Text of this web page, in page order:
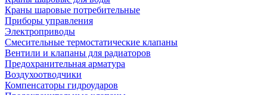
Краны шаровые потребительные
Приборы управления
Электроприводы
Смесительные термостатические клапаны
Вентили и клапаны для радиаторов
Предохранительная арматура
Воздухоотводчики
Компенсаторы гидроударов